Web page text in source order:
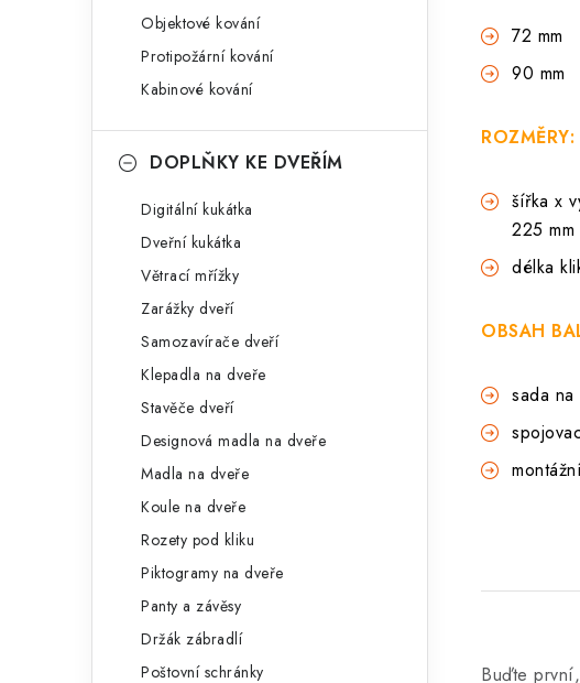
Objektové kování
Protipožární kování
Kabinové kování
DOPLŇKY KE DVEŘÍM
Digitální kukátka
Dveřní kukátka
Větrací mřížky
Zarážky dveří
Samozavírače dveří
Klepadla na dveře
Stavěče dveří
Designová madla na dveře
Madla na dveře
Koule na dveře
Rozety pod kliku
Piktogramy na dveře
Panty a závěsy
Držák zábradlí
Poštovní schránky
72 mm
90 mm
ROZMĚRY:
šířka x
225 mm
délka
OBSAH
sada
Buďte